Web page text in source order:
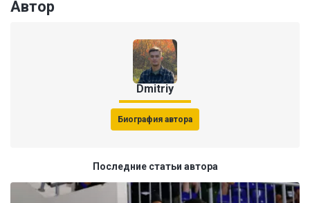
Автор
Dmitriy
Биография автора
Последние статьи автора